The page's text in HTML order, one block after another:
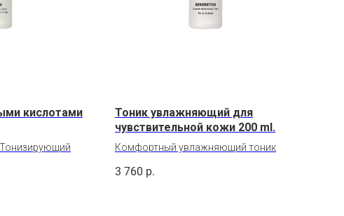
кислотами
Тоник увлажняющий для
чувствительной кожи 200 ml.
Комфортный увлажняющий тоник
3 760 р.